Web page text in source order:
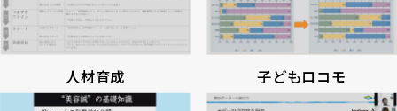
人材育成 子どもロコモ